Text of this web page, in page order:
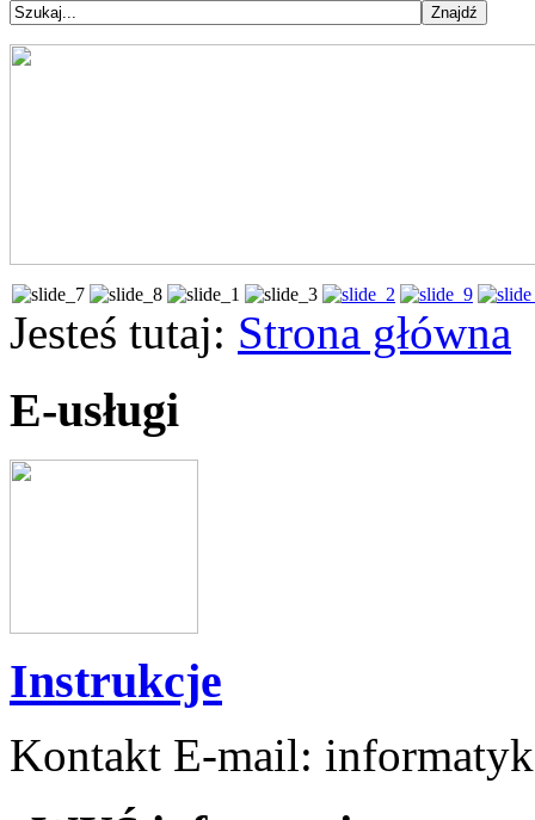
Jesteś tutaj: Strona główna
E-usługi
Instrukcje
Kontakt E-mail: